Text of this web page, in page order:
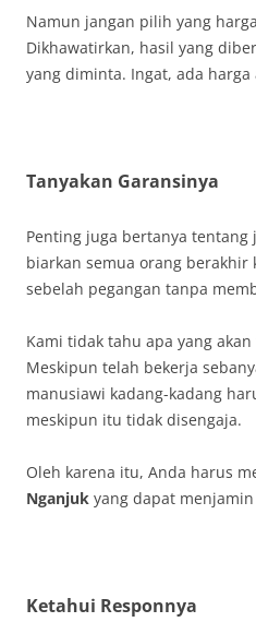
Namun jangan pilih yang
Dikhawatirkan, hasil yang
yang diminta. Ingat, ada harga
Tanyakan Garansinya
Penting juga bertanya tentang
biarkan semua orang berakhir
sebelah pegangan tanpa
Kami tidak tahu apa yang
Meskipun telah bekerja
manusiawi kadang-kadang
meskipun itu tidak disengaja.
Oleh karena itu, Anda harus
Nganjuk yang dapat
Ketahui Responnya